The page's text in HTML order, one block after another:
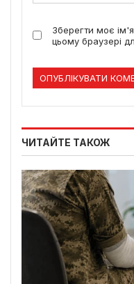
Зберегти моє
цьому браузері
ЧИТАЙТЕ ТАКОЖ